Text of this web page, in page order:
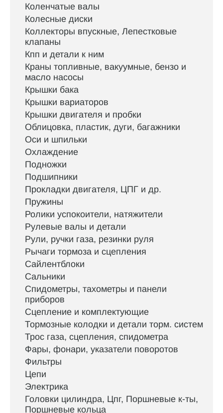
Коленчатые валы
Колесные диски
Коллекторы впускные, Лепестковые
клапаны
Кпп и детали к ним
Краны топливные, вакуумные, бензо и
масло насосы
Крышки бака
Крышки вариаторов
Крышки двигателя и пробки
Облицовка, пластик, дуги, багажники
Оси и шпильки
Охлаждение
Подножки
Подшипники
Прокладки двигателя, ЦПГ и др.
Пружины
Ролики успокоители, натяжители
Рулевые валы и детали
Рули, ручки газа, резинки руля
Рычаги тормоза и сцепления
Сайлентблоки
Сальники
Спидометры, тахометры и панели
приборов
Сцепление и комплектующие
Тормозные колодки и детали торм. систем
Трос газа, сцепления, спидометра
Фары, фонари, указатели поворотов
Фильтры
Цепи
Электрика
Головки цилиндра, Цпг, Поршневые к-ты,
Поршневые кольца